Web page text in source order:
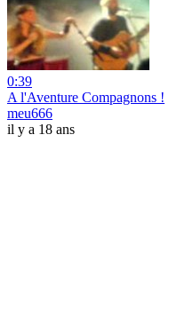
0:39
A l'Aventure Compagnons !
meu666
il y a 18 ans